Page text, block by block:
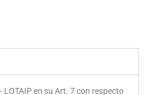
en su Art. 7 con respecto